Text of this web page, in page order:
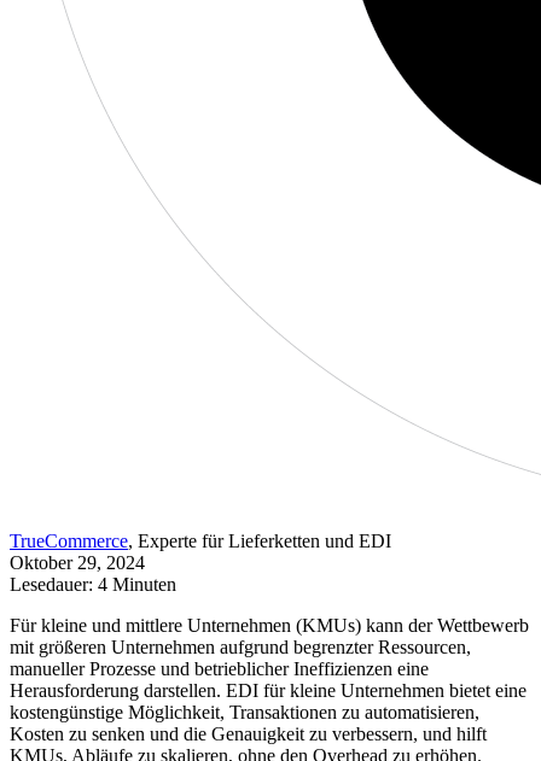
TrueCommerce, Experte für Lieferketten und EDI
Oktober 29, 2024
Lesedauer: 4 Minuten
Für kleine und mittlere Unternehmen (KMUs) kann der Wettbewerb
mit größeren Unternehmen aufgrund begrenzter Ressourcen,
manueller Prozesse und betrieblicher Ineffizienzen eine
Herausforderung darstellen. EDI für kleine Unternehmen bietet eine
kostengünstige Möglichkeit, Transaktionen zu automatisieren,
Kosten zu senken und die Genauigkeit zu verbessern, und hilft
KMUs, Abläufe zu skalieren, ohne den Overhead zu erhöhen.